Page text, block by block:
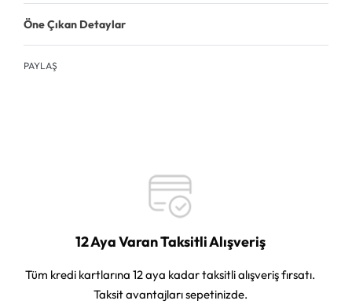
Öne Çıkan Detaylar
PAYLAŞ
12 Aya Varan Taksitli Alışveriş
Tüm kredi kartlarına 12 aya kadar taksitli alışveriş fırsatı.
Taksit avantajları sepetinizde.